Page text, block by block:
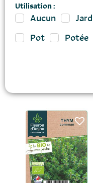
Utilisation :
Aucun
Pot
Potée